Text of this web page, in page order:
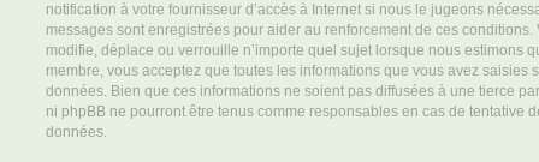
notification à votre fournisseur d’accès à Internet si nous le jugeons
messages sont enregistrées pour aider au renforcement de ces
modifie, déplace ou verrouille n’importe quel sujet lorsque nous estimons
membre, vous acceptez que toutes les informations que vous avez saisies
données. Bien que ces informations ne soient pas diffusées à une tierce
ni phpBB ne pourront être tenus comme responsables en cas de tentative
données.